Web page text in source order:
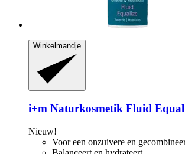
Winkelmandje
i+m Naturkosmetik Fluid
Nieuw!
Voor een onzuivere en